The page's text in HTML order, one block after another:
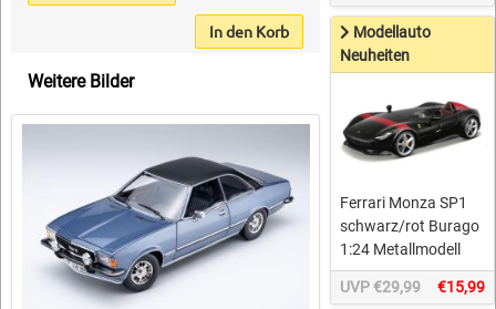
In den Korb
Weitere Bilder
Modellauto
Neuheiten
Ferrari Monza SP1
schwarz/rot Burago
1:24 Metallmodell
UVP €29,99 €15,99